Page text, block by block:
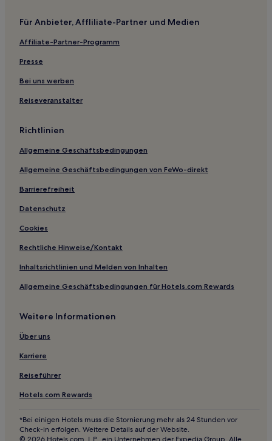
Hotels mit inbegriffenem Frühstück in Lugu
Hotels mit Parkplatz in Jiji
Für Anbieter, Affliliate-Partner und Medien
Affiliate-Partner-Programm
Presse
Bei uns werben
Reiseveranstalter
Richtlinien
Allgemeine Geschäftsbedingungen
Allgemeine Geschäftsbedingungen von FeWo-direkt
Barrierefreiheit
Datenschutz
Cookies
Rechtliche Hinweise/Kontakt
Inhaltsrichtlinien und Melden von Inhalten
Allgemeine Geschäftsbedingungen für Hotels.com Rewards
Weitere Informationen
Über uns
Karriere
Reiseführer
Hotels.com Rewards
*Bei einigen Hotels muss die Stornierung mehr als 24 Stunden vor
Check-in erfolgen. Weitere Details auf der Website.
© 2026 Hotels.com, L.P., ein Unternehmen der Expedia Group. Alle